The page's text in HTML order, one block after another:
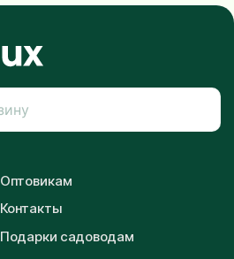
Оптовикам
Контакты
Подарки садоводам